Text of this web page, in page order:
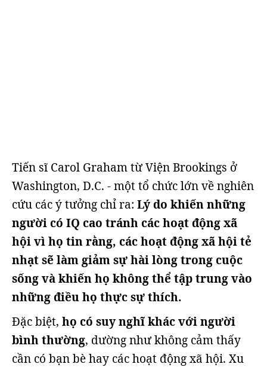
Tiến sĩ Carol Graham từ Viện Brookings ở
Washington, D.C. - một tổ chức lớn về nghiên
cứu các ý tưởng chỉ ra: Lý do khiến những
người có IQ cao tránh các hoạt động xã
hội vì họ tin rằng, các hoạt động xã hội tẻ
nhạt sẽ làm giảm sự hài lòng trong cuộc
sống và khiến họ không thể tập trung vào
những điều họ thực sự thích.
Đặc biệt, họ có suy nghĩ khác với người
bình thường, dường như không cảm thấy
cần có bạn bè hay các hoạt động xã hội. Xu